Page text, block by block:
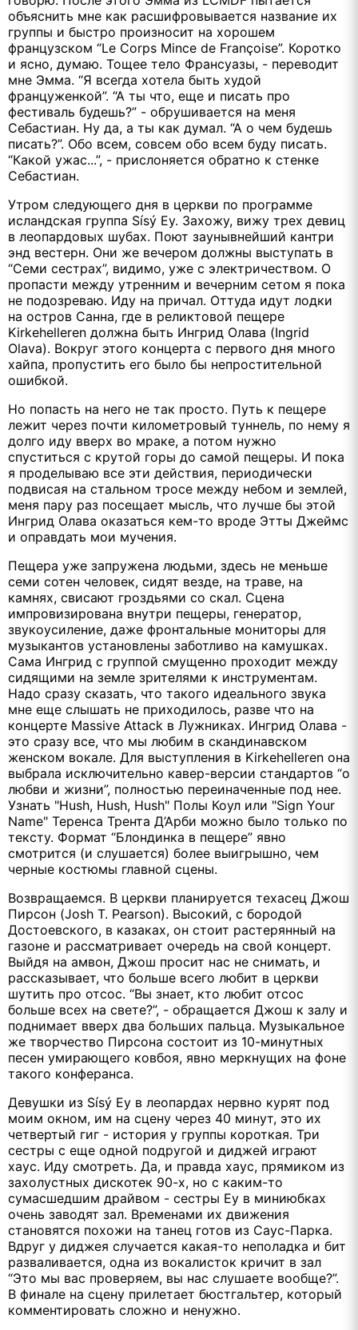
объяснить мне как расшифровывается название их
группы и быстро произносит на хорошем
французском “Le Corps Mince de Françoise”. Коротко
и ясно, думаю. Тощее тело Франсуазы, - переводит
мне Эмма. “Я всегда хотела быть худой
француженкой”. “А ты что, еще и писать про
фестиваль будешь?” - обрушивается на меня
Себастиан. Ну да, а ты как думал. “А о чем будешь
писать?”. Обо всем, совсем обо всем буду писать.
“Какой ужас...”, - прислоняется обратно к стенке
Себастиан.
Утром следующего дня в церкви по программе
исландская группа Sísý Ey. Захожу, вижу трех девиц
в леопардовых шубах. Поют заунывнейший кантри
энд вестерн. Они же вечером должны выступать в
“Семи сестрах”, видимо, уже с электричеством. О
пропасти между утренним и вечерним сетом я пока
не подозреваю. Иду на причал. Оттуда идут лодки
на остров Санна, где в реликтовой пещере
Kirkehelleren должна быть Ингрид Олава (Ingrid
Olava). Вокруг этого концерта с первого дня много
хайпа, пропустить его было бы непростительной
ошибкой.
Но попасть на него не так просто. Путь к пещере
лежит через почти километровый туннель, по нему я
долго иду вверх во мраке, а потом нужно
спуститься с крутой горы до самой пещеры. И пока
я проделываю все эти действия, периодически
подвисая на стальном тросе между небом и землей,
меня пару раз посещает мысль, что лучше бы этой
Ингрид Олава оказаться кем-то вроде Этты Джеймс
и оправдать мои мучения.
Пещера уже запружена людьми, здесь не меньше
семи сотен человек, сидят везде, на траве, на
камнях, свисают гроздьями со скал. Сцена
импровизирована внутри пещеры, генератор,
звукоусиление, даже фронтальные мониторы для
музыкантов установлены заботливо на камушках.
Сама Ингрид с группой смущенно проходит между
сидящими на земле зрителями к инструментам.
Надо сразу сказать, что такого идеального звука
мне еще слышать не приходилось, разве что на
концерте Massive Attack в Лужниках. Ингрид Олава -
это сразу все, что мы любим в скандинавском
женском вокале. Для выступления в Kirkehelleren она
выбрала исключительно кавер-версии стандартов “о
любви и жизни”, полностью переиначенные под нее.
Узнать "Hush, Hush, Hush" Полы Коул или "Sign Your
Name" Теренса Трента Д’Арби можно было только по
тексту. Формат “Блондинка в пещере” явно
смотрится (и слушается) более выигрышно, чем
черные костюмы главной сцены.
Возвращаемся. В церкви планируется техасец Джош
Пирсон (Josh T. Pearson). Высокий, с бородой
Достоевского, в казаках, он стоит растерянный на
газоне и рассматривает очередь на свой концерт.
Выйдя на амвон, Джош просит нас не снимать, и
рассказывает, что больше всего любит в церкви
шутить про отсос. “Вы знает, кто любит отсос
больше всех на свете?”, - обращается Джош к залу и
поднимает вверх два больших пальца. Музыкальное
же творчество Пирсона состоит из 10-минутных
песен умирающего ковбоя, явно меркнущих на фоне
такого конферанса.
Девушки из Sísý Ey в леопардах нервно курят под
моим окном, им на сцену через 40 минут, это их
четвертый гиг - история у группы короткая. Три
сестры с еще одной подругой и диджей играют
хаус. Иду смотреть. Да, и правда хаус, прямиком из
захолустных дискотек 90-х, но с каким-то
сумасшедшим драйвом - сестры Ey в миниюбках
очень заводят зал. Временами их движения
становятся похожи на танец готов из Саус-Парка.
Вдруг у диджея случается какая-то неполадка и бит
разваливается, одна из вокалисток кричит в зал
“Это мы вас проверяем, вы нас слушаете вообще?”.
В финале на сцену прилетает бюстгальтер, который
комментировать сложно и ненужно.